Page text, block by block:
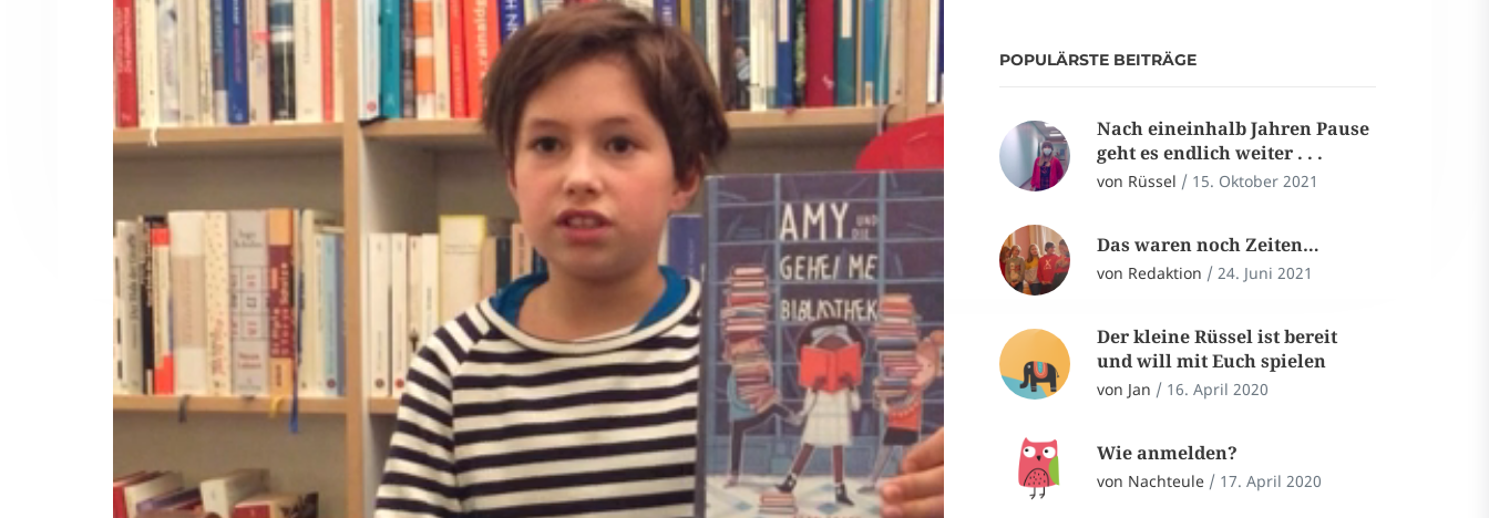
POPULÄRSTE BEITRÄGE
Nach eineinhalb Jahren Pause
geht es endlich weiter . . .
von Rüssel / 15. Oktober 2021
Das waren noch Zeiten…
von Redaktion / 24. Juni 2021
Der kleine Rüssel ist bereit
und will mit Euch spielen
von Jan / 16. April 2020
Wie anmelden?
von Nachteule / 17. April 2020